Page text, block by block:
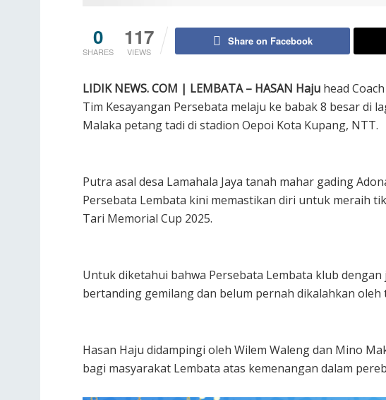
0
SHARES
117
VIEWS
Share on Facebook
LIDIK NEWS. COM | LEMBATA – HASAN Haju head
Tim Kesayangan Persebata melaju ke babak 8 besar di
Malaka petang tadi di stadion Oepoi Kota Kupang, NTT.
Putra asal desa Lamahala Jaya tanah mahar gading
Persebata Lembata kini memastikan diri untuk meraih
Tari Memorial Cup 2025.
Untuk diketahui bahwa Persebata Lembata klub
bertanding gemilang dan belum pernah dikalahkan oleh
Hasan Haju didampingi oleh Wilem Waleng dan Mino
bagi masyarakat Lembata atas kemenangan dalam